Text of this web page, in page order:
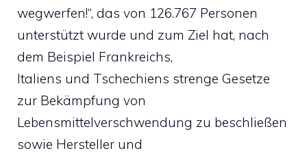
wegwerfen!“, das von 126.767 Personen
unterstützt wurde und zum Ziel hat, nach
dem Beispiel Frankreichs,
Italiens und Tschechiens strenge Gesetze
zur Bekämpfung von
Lebensmittelverschwendung zu beschließen
sowie Hersteller und